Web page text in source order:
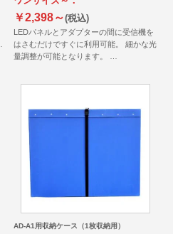
￥2,398～(税込)
LEDパネルとアダプターの間に受信機を
はさむだけですぐに利用可能。 細かな光
量調整が可能となります。 …
AD-A1用収納ケース（1枚収納用）